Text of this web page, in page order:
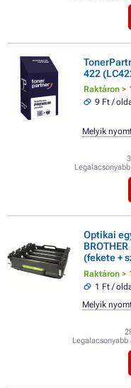
422
Raktáron >
9 Ft /
Melyik
Optikai
(fekete +
Raktáron >
1 Ft /
Melyik